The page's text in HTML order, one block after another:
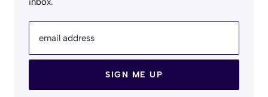
email address
SIGN ME UP